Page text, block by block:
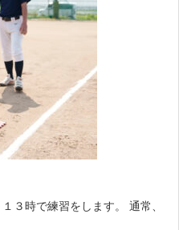
３時で練習をします。 通常、